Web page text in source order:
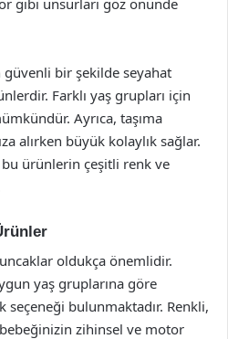
bir şekilde seyahat
Farklı yaş grupları için
Ayrıca, taşıma
alırken büyük kolaylık sağlar.
bu ürünlerin çeşitli renk ve
oldukça önemlidir.
yaş gruplarına göre
seçeneği bulunmaktadır. Renkli,
zihinsel ve motor